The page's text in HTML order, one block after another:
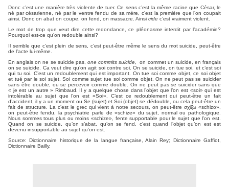
Donc c’est une manière très violente de tuer. Ce sens c’est la même racine que César, le
né par césarienne, né par le ventre fendu de sa mère, c’est la première que l’on coupait
ainsi. Donc on abat on coupe, on fend, on massacre. Ainsi cide c’est vraiment violent.
Le mot de trop que veut dire cette redondance, ce pléonasme interdit par l’académie?
Pourquoi est-ce qu’on redouble ainsi?
Il semble que c’est plein de sens, c’est peut-être même le sens du mot suicide, peut-être
de l’acte lui-même.
En anglais on ne se suicide pas, one commits suicide
on commet un suicide, en français
on se suicide. Ca veut dire qu’on agit soi contre soi. On se suicide, on tue soi, et c’est soi
qui tu soi. C’est un redoublement qui est important. On tue soi comme objet, ce soi objet
et tué par le soi sujet. Soi comme sujet tue soi comme objet. On ne peut pas se suicider
sans être double, ou se percevoir comme double. On ne peut pas se suicider sans que
« je est un autre » Rimbaud. Il y a quelque chose dans l’objet que l’on est «soi» qui est
intolérable au sujet que l’on est «Soi». C’est ce redoublement qui peut-être un fait
d’accident, il y a un moment ou Se (sujet) et Soi (objet) se dédouble, ou cela peut-être un
fait de structure. La c’est le grec qui vient à notre secours, on peut-être σχίζω «schizo»,
on peut-être fendu, la psychiatrie parle de «schize» du sujet, normal ou pathologique.
Nous sommes tous plus ou moins «schize», fente supportable pour le sujet que l’on est.
Quand on se suicide, qu’on s’abat, qu’on se fend, c’est quand l’objet qu’on est est
devenu insupportable au sujet qu’on est.
Source: Dictionnaire historique de la langue française, Alain Rey; Dictionnaire Gaffiot,
Dictionnaire Bailly.